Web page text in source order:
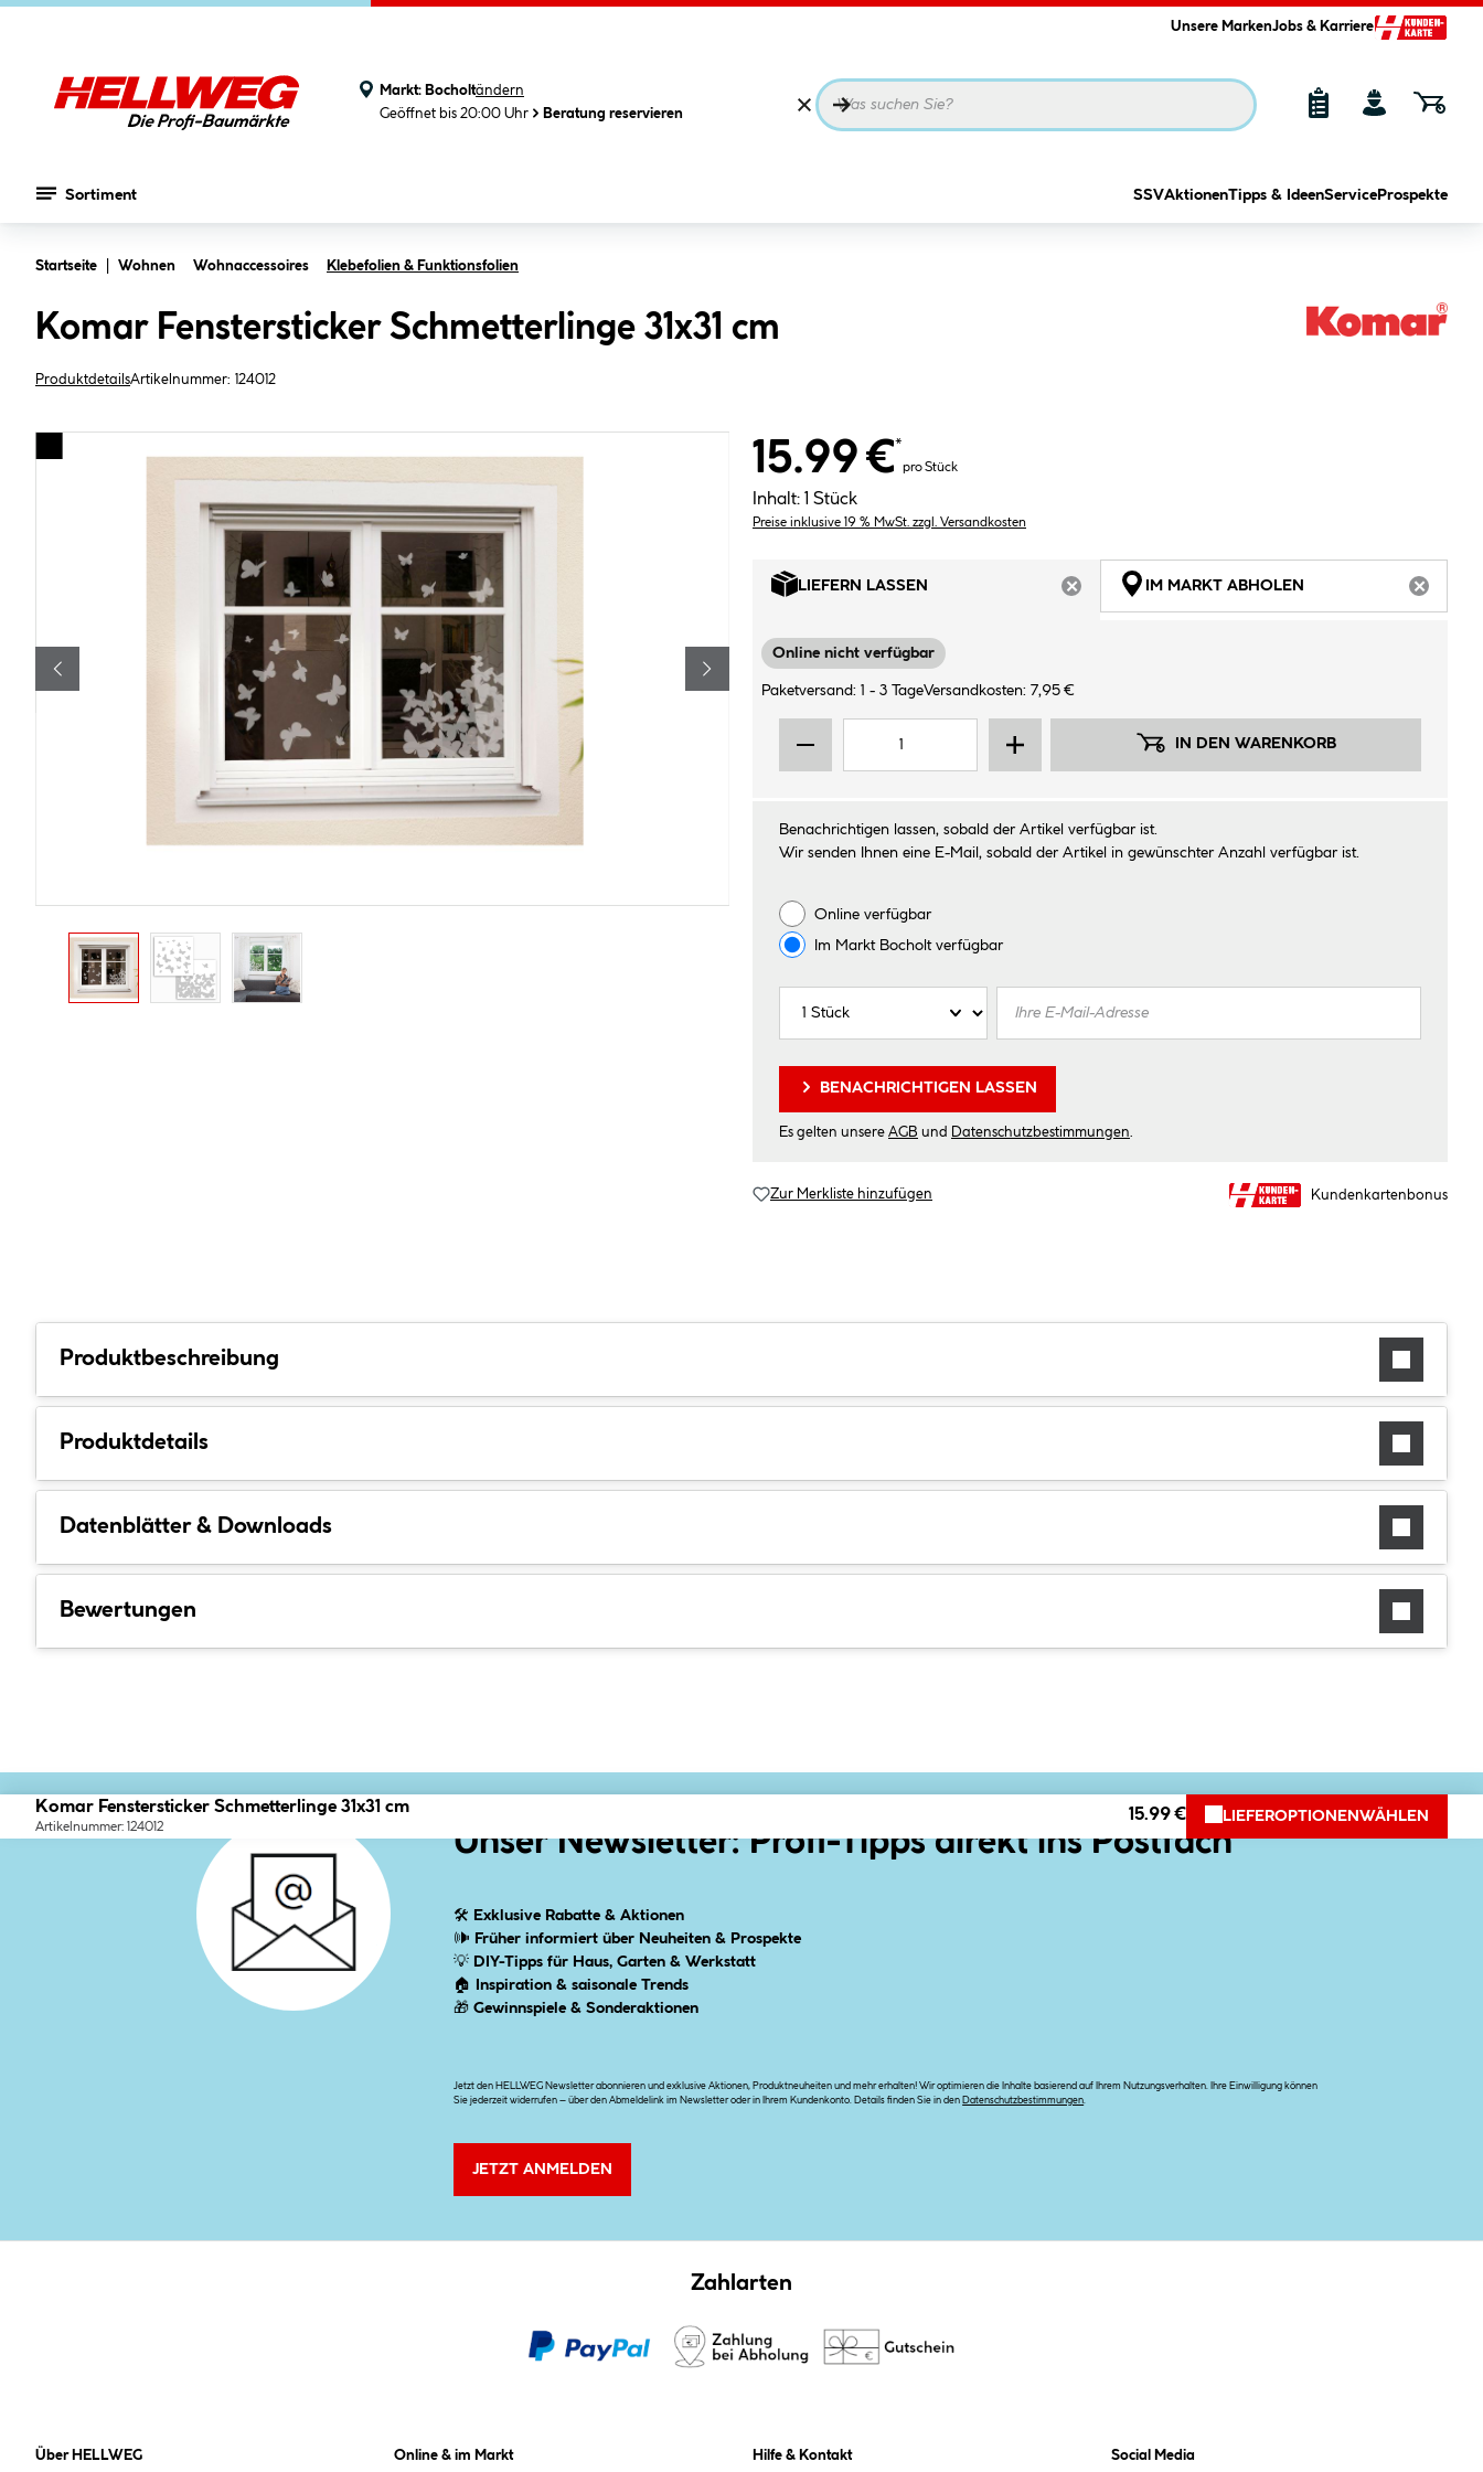
Unsere MarkenJobs & Karriere
Markt: Bocholtändern
Geöffnet bis 20:00 Uhr
Beratung reservieren
Sortiment SSVAktionenTipps & IdeenService Prospekte
Startseite Wohnen Wohnaccessoires Klebefolien & Funktionsfolien
Komar Fenstersticker Schmetterlinge 31x31 cm
ProduktdetailsArtikelnummer: 124012
15.99 €*
pro Stück
Inhalt: 1 Stück
Preise inklusive 19 % MwSt. zzgl. Versandkosten
LIEFERN LASSEN
ARTIKEL NICHT VERFÜGBAR
IM MARKT ABHOLEN
Online nicht verfügbar
Paketversand: 1 - 3 TageVersandkosten: 7,95 €
IN DEN WARENKORB
Benachrichtigen lassen, sobald der Artikel verfügbar ist.
Wir senden Ihnen eine E-Mail, sobald der Artikel in gewünschter Anzahl verfügbar ist.
Online verfügbar
Im Markt Bocholtverfügbar
BENACHRICHTIGEN LASSEN
Es gelten unsere AGB und Datenschutzbestimmungen
Zur Merkliste hinzufügen Kundenkartenbonus
Produktbeschreibung
Produktdetails
Datenblätter & Downloads
Bewertungen
Komar Fenstersticker Schmetterlinge 31x31 cm
Artikelnummer: 124012
15.99 € LIEFEROPTIONEN WÄHLEN
Unser Newsletter: Profi-Tipps direkt ins Postfach
🛠 Exklusive Rabatte & Aktionen
🕪 Früher informiert über Neuheiten & Prospekte
💡 DIY-Tipps für Haus, Garten & Werkstatt
🏠
Inspiration & saisonale Trends
🎁Gewinnspiele & Sonderaktionen
Jetzt den HELLWEG Newsletter abonnieren und exklusive Aktionen, Produktneuheiten und mehr erhalten! Wir optimieren die Inhalte basierend auf Ihrem Nutzungsverhalten. Ihre Einwilligung können
Sie jederzeit widerrufen – über den Abmeldelink im Newsletter oder in Ihrem Kundenkonto. Details finden Sie in den Datenschutzbestimmungen
JETZT ANMELDEN
Zahlarten
Über HELLWEG Online & im Markt Hilfe & Kontakt Social Media